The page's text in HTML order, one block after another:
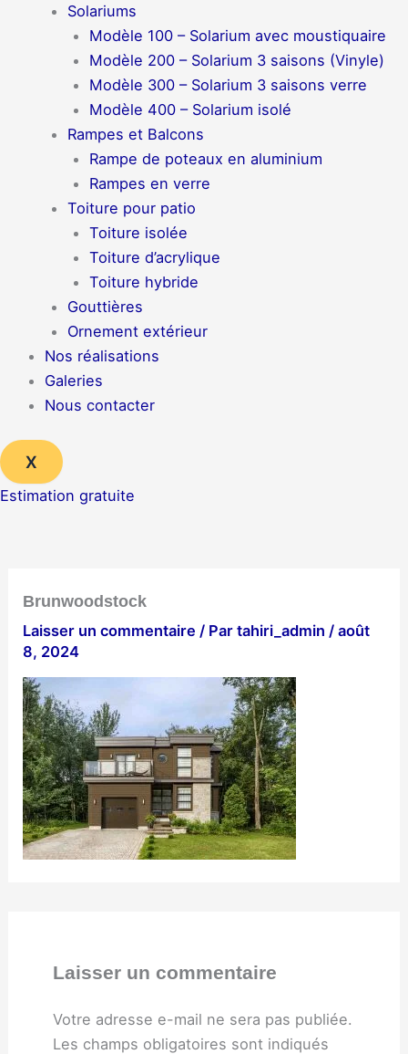
Solariums
Modèle 100 – Solarium avec moustiquaire
Modèle 200 – Solarium 3 saisons (Vinyle)
Modèle 300 – Solarium 3 saisons verre
Modèle 400 – Solarium isolé
Rampes et Balcons
Rampe de poteaux en aluminium
Rampes en verre
Toiture pour patio
Toiture isolée
Toiture d’acrylique
Toiture hybride
Gouttières
Ornement extérieur
Nos réalisations
Galeries
Nous contacter
X
Estimation gratuite
Brunwoodstock
Laisser un commentaire / Partahiri_admin /août
8, 2024
Laisser un commentaire
Votre adresse e-mail ne sera pas publiée.
Les champs obligatoires sont indiqués